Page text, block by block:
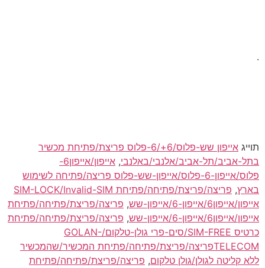
.
תוייג
אייפון שש-פלוס/6+/6-פלוס פריצת/פתיחת מכשיר
בתל-אביב/תל-אביב/אלנבי/באלנבי,
אייפון/אייפון6-
פלוס/אייפון-6-פלוס/אייפון-שש-פלוס פריצה/פתיחה לשימוש
בארץ,
פריצה/פריצת/פתיחה/פתיחת SIM-LOCK/Invalid-SIM
אייפון/אייפון6/אייפון-6/אייפון-שש
, פריצה/פריצת/פתיחה/פתיחת
אייפון/אייפון6/אייפון-6/אייפון-שש
, פריצה/פריצת/פתיחה/פתיחת
כרטיס SIM-FREE/סים-פרי גולן-טלקום/GOLAN-
TELECOMפריצה/פריצת/פתיחה/פתיחת המכשיר/שהמכשיר
ללא קליטה לגולן/גולן טלקום, פריצה/פריצת/פתיחה/פתיחת